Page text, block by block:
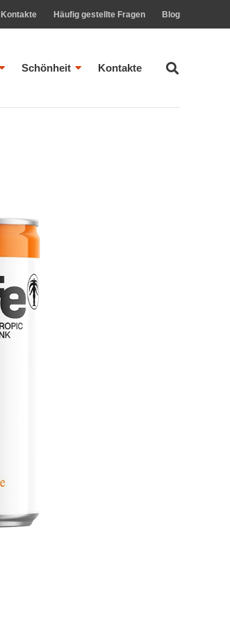
Kontakte Häufig gestellte Fragen Blog
Schönheit Kontakte